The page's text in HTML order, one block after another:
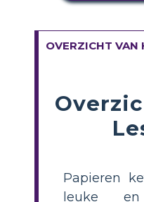
OVERZICHT VAN
Papieren
leuke en